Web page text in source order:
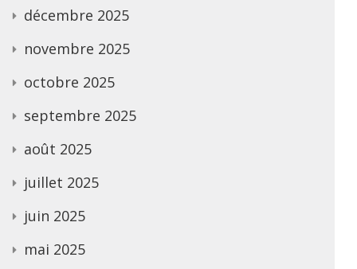
décembre 2025
novembre 2025
octobre 2025
septembre 2025
août 2025
juillet 2025
juin 2025
mai 2025